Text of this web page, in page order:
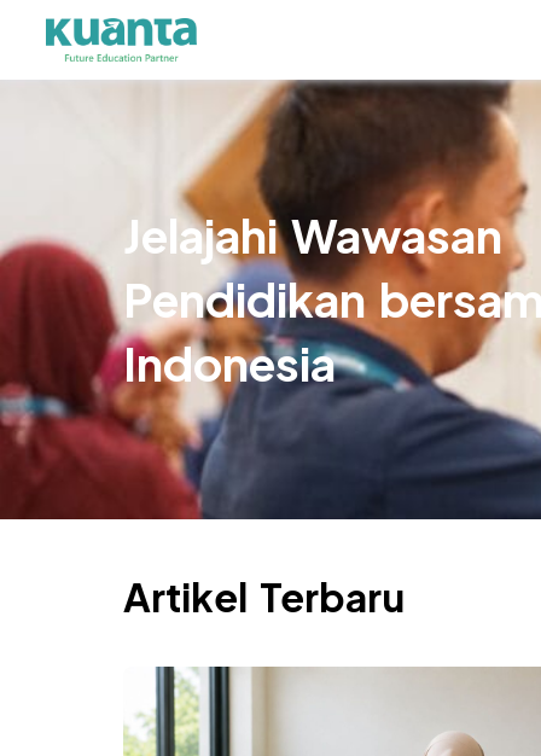
Jelajahi Wawasan
Pendidikan
Indonesia
Artikel Terbaru